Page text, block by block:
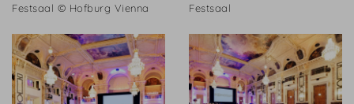
Festsaal © Hofburg Vienna Festsaal